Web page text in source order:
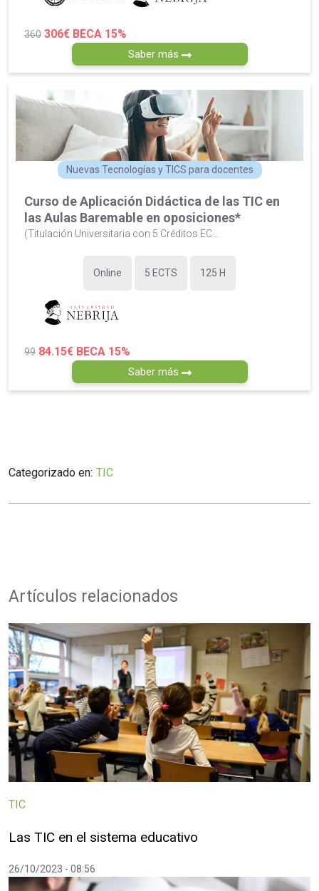
360 306€ BECA 15%
Saber más
Nuevas Tecnologías y TICS para docentes
Curso de Aplicación Didáctica de las TIC en
las Aulas Baremable en oposiciones*
(Titulación Universitaria con 5 Créditos EC...
Online 5 ECTS 125 H
99 84.15€ BECA 15%
Saber más
Categorizado en: TIC
Artículos relacionados
TIC
Las TIC en el sistema educativo
26/10/2023 - 08:56